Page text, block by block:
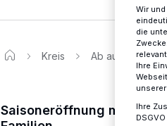
Kreis Ab aufs Rad:
Saisoneröffnung mit
Wir
die
Ihre
Ihre